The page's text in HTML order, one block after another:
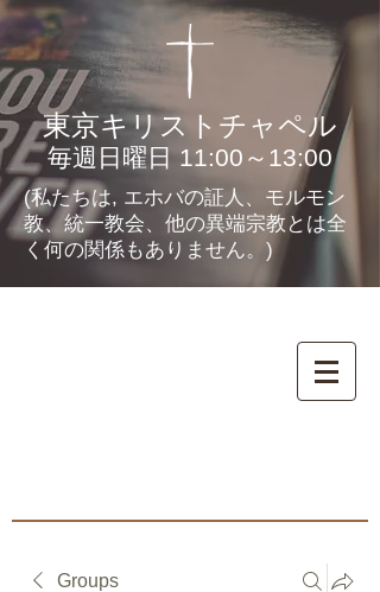
東京キリストチャペル
毎週日曜日 11:00～13:00
(私たちは, エホバの証人、モルモン
教、統一教会、他の異端宗教とは全
く何の関係もありません。)
Groups